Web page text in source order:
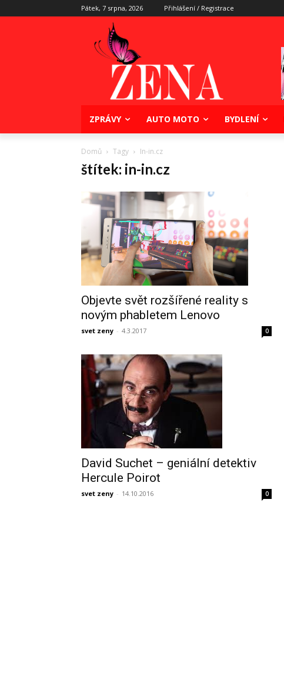
Pátek, 7 srpna, 2026 Přihlášení / Registrace
ZPRÁVY AUTO MOTO BYDLENÍ
Domů Tagy In-in.cz
štítek: in-in.cz
Objevte svět rozšířené reality s
novým phabletem Lenovo
svet zeny - 4.3.2017 0
David Suchet – geniální detektiv
Hercule Poirot
svet zeny - 14.10.2016 0